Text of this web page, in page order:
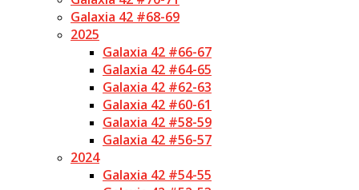
Galaxia 42 #68-69
2025
Galaxia 42 #66-67
Galaxia 42 #64-65
Galaxia 42 #62-63
Galaxia 42 #60-61
Galaxia 42 #58-59
Galaxia 42 #56-57
2024
Galaxia 42 #54-55